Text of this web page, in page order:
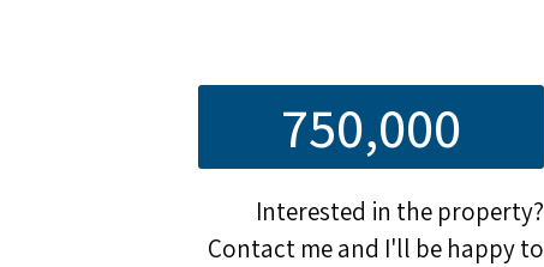
750,000
Interested in the property?
Contact me and I'll be happy to